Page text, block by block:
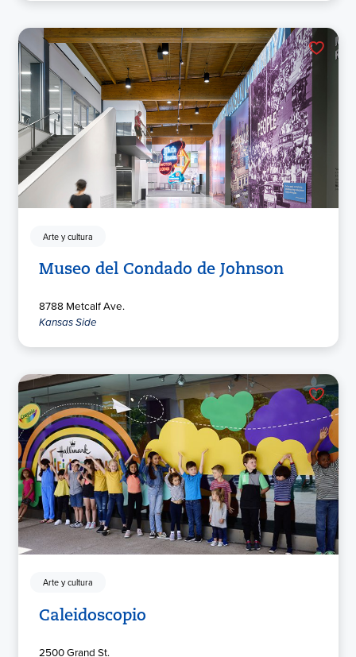
Arte y cultura
Museo del Condado de Johnson
8788 Metcalf Ave.
Kansas Side
Arte y cultura
Caleidoscopio
2500 Grand St.